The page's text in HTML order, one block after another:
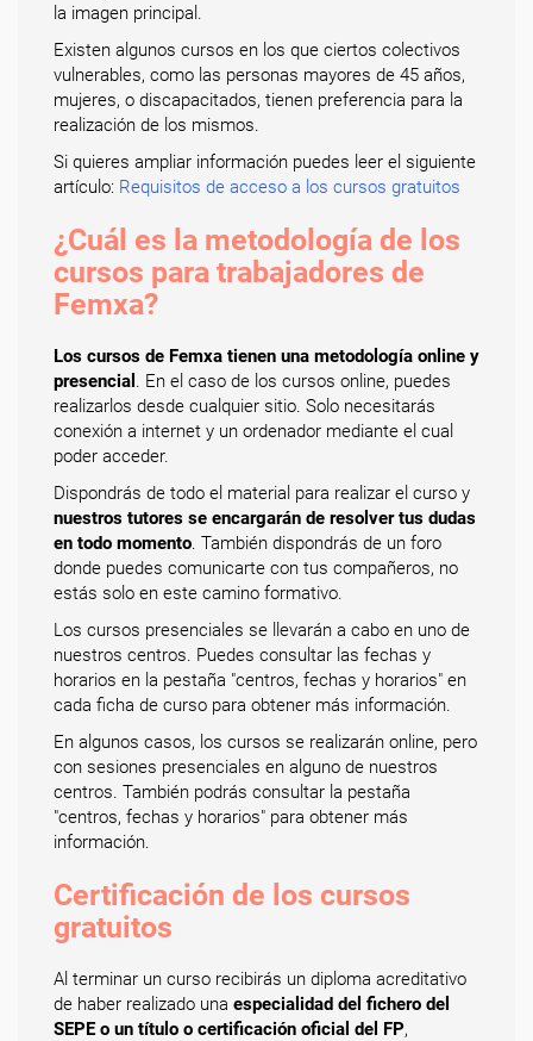
la imagen principal.
Existen algunos cursos en los que ciertos colectivos
vulnerables, como las personas mayores de 45 años,
mujeres, o discapacitados, tienen preferencia para la
realización de los mismos.
Si quieres ampliar información puedes leer el siguiente
artículo: Requisitos de acceso a los cursos gratuitos
¿Cuál es la metodología de los
cursos para trabajadores de
Femxa?
Los cursos de Femxa tienen una metodología online y
presencial . En el caso de los cursos online, puedes
realizarlos desde cualquier sitio. Solo necesitarás
conexión a internet y un ordenador mediante el cual
poder acceder.
Dispondrás de todo el material para realizar el curso y
nuestros tutores se encargarán de resolver tus dudas
en todo momento. También dispondrás de un foro
donde puedes comunicarte con tus compañeros, no
estás solo en este camino formativo.
Los cursos presenciales se llevarán a cabo en uno de
nuestros centros. Puedes consultar las fechas y
horarios en la pestaña "centros, fechas y horarios" en
cada ficha de curso para obtener más información.
En algunos casos, los cursos se realizarán online, pero
con sesiones presenciales en alguno de nuestros
centros. También podrás consultar la pestaña
"centros, fechas y horarios" para obtener más
información.
Certificación de los cursos
gratuitos
Al terminar un curso recibirás un diploma acreditativo
de haber realizado una especialidad del fichero del
SEPE o un título o certificación oficial del FP,